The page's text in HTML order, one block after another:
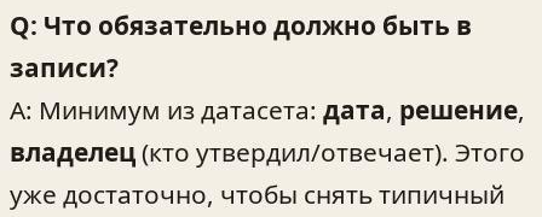
Q: Что обязательно должно быть в
записи?
A: Минимум из датасета: дата, решение,
владелец(кто утвердил/отвечает). Этого
уже достаточно, чтобы снять типичный